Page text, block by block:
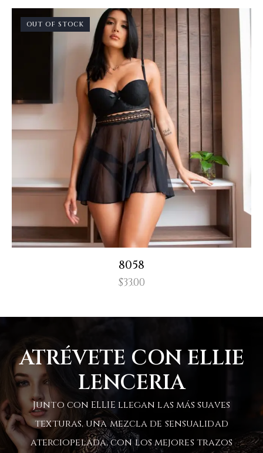
OUT OF STOCK
8058
$33.00
ATRÉVETE CON ELLIE
LENCERIA
Junto con ELLIE llegan las más suaves
texturas, una mezcla de sensualidad
aterciopelada, con los mejores trazos